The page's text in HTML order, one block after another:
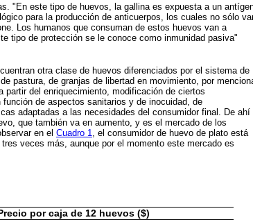
"En este tipo de huevos, la gallina es expuesta a un
para la producción de anticuerpos, los cuales no sólo
Los humanos que consuman de estos huevos van a
tipo de protección se le conoce como inmunidad pasiva"
otra clase de huevos diferenciados por el sistema de
pastura, de granjas de libertad en movimiento, por
del enriquecimiento, modificación de ciertos
de aspectos sanitarios y de inocuidad, de
adaptadas a las necesidades del consumidor final. De ahí
que también va en aumento, y es el mercado de los
en el Cuadro 1
, el consumidor de huevo de plato está
veces más, aunque por el momento este mercado es
Precio por caja de 12 huevos ($)